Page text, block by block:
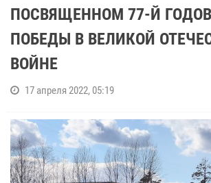
ПОСВЯЩЕННОМ 77-Й
ПОБЕДЫ В ВЕЛИКОЙ
ВОЙНЕ
17 апреля 2022, 05:19